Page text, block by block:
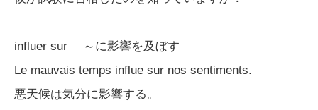
influer sur ～に影響を及ぼす
Le mauvais temps influe sur nos sentiments.
悪天候は気分に影響する。